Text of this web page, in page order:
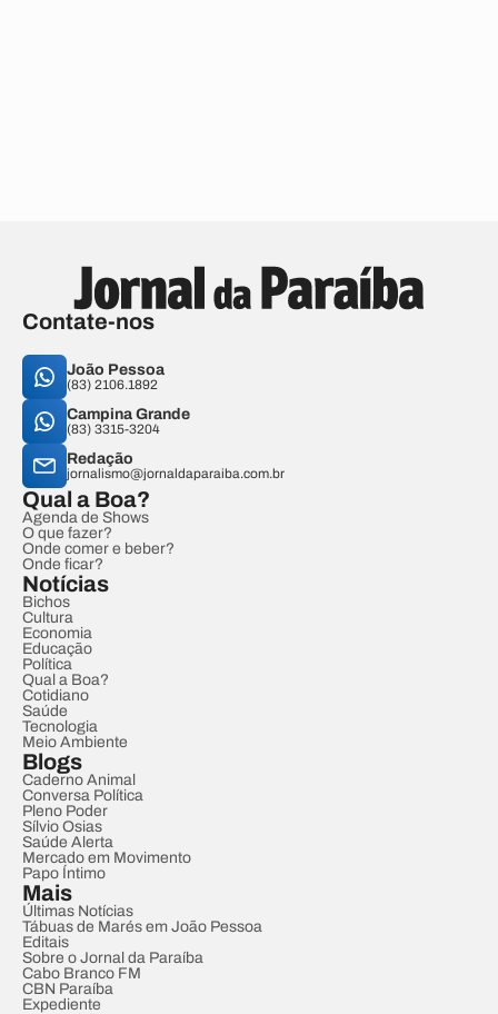
Contate-nos
João Pessoa
(83) 2106.1892
Campina Grande
(83) 3315-3204
Redação
jornalismo@jornaldaparaiba.com.br
Qual a Boa?
Agenda de Shows
O que fazer?
Onde comer e beber?
Onde ficar?
Notícias
Bichos
Cultura
Economia
Educação
Política
Qual a Boa?
Cotidiano
Saúde
Tecnologia
Meio Ambiente
Blogs
Caderno Animal
Conversa Política
Pleno Poder
Sílvio Osias
Saúde Alerta
Mercado em Movimento
Papo Íntimo
Mais
Últimas Notícias
Tábuas de Marés em João Pessoa
Editais
Sobre o Jornal da Paraíba
Cabo Branco FM
CBN Paraíba
Expediente